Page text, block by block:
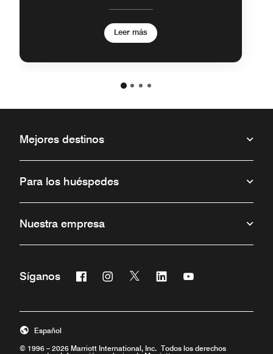
Leer más
Mejores destinos
Para los huéspedes
Nuestra empresa
Síganos Facebook
Abre una ventana nueva
Instagram
Abre una ventana nueva
Twitter
Abre una ventana nueva
Linkedin
Abre una ventana nueva
Abre una ventana
© 1996 – 2026 Marriott International, Inc. Todos los derechos
Español